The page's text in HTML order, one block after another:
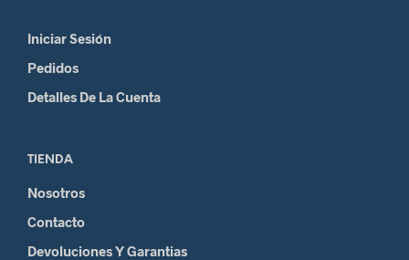
Iniciar Sesión
Pedidos
Detalles De La Cuenta
TIENDA
Nosotros
Contacto
Devoluciones Y Garantias